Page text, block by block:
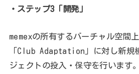
・ステップ3「開発」
memexの所有するバーチャル空間
「Club Adaptation」に対し新規
ジェクトの投入・保守を行います。